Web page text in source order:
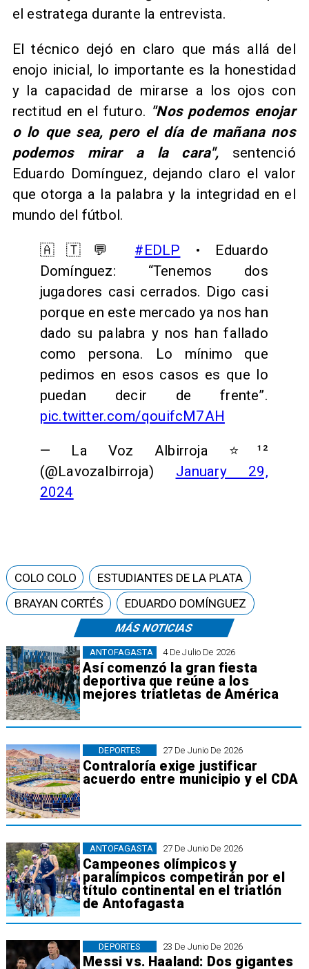
el estratega durante la entrevista.
El técnico dejó en claro que más allá del
enojo inicial, lo importante es la honestidad
y la capacidad de mirarse a los ojos con
rectitud en el futuro. "Nos podemos enojar
o lo que sea, pero el día de mañana nos
podemos mirar a la cara", sentenció
Eduardo Domínguez, dejando claro el valor
que otorga a la palabra y la integridad en el
mundo del fútbol.
🇦🇹💬 #EDLP • Eduardo
Domínguez: “Tenemos dos
jugadores casi cerrados. Digo casi
porque en este mercado ya nos han
dado su palabra y nos han fallado
como persona. Lo mínimo que
pedimos en esos casos es que lo
puedan decir de frente”.
pic.twitter.com/qouifcM7AH
— La Voz Albirroja ⭐️¹²
(@Lavozalbirroja) January 29,
2024
MÁS NOTICIAS
4 De Julio De 2026
Así comenzó la gran fiesta
deportiva que reúne a los
mejores triatletas de América
ANTOFAGASTA
27 De Junio De 2026
Contraloría exige justificar
acuerdo entre municipio y el CDA
DEPORTES
27 De Junio De 2026
Campeones olímpicos y
paralímpicos competirán por el
título continental en el triatlón
de Antofagasta
ANTOFAGASTA
23 De Junio De 2026
Messi vs. Haaland: Dos gigantes
DEPORTES
COLO COLO
ESTUDIANTES DE LA PLATA
BRAYAN CORTÉS
EDUARDO DOMÍNGUEZ